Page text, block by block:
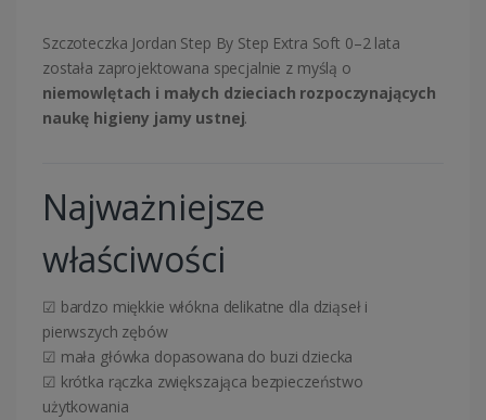
Szczoteczka Jordan Step By Step Extra Soft 0–2 lata
została zaprojektowana specjalnie z myślą o
niemowlętach i małych dzieciach rozpoczynających
naukę higieny jamy ustnej.
Najważniejsze
właściwości
☑ bardzo miękkie włókna delikatne dla dziąseł i
pierwszych zębów
☑ mała główka dopasowana do buzi dziecka
☑ krótka rączka zwiększająca bezpieczeństwo
użytkowania